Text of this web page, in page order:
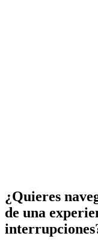
¿Quieres
de una